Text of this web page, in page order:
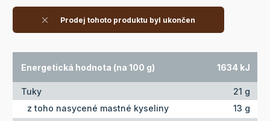
Prodej tohoto produktu byl ukončen
Energetická hodnota (na 100 g) 1634 kJ
Tuky
21 g
z toho nasycené mastné kyseliny
13 g